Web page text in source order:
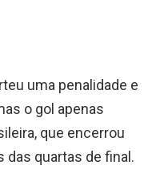
uma penalidade e
o gol apenas
que encerrou
das quartas de final.